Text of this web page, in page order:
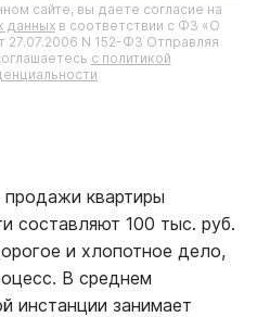
сайте, вы даете согласие на
данныхв соответствии с ФЗ «О
27.07.2006 N 152-ФЗ Отправляя
с политикой
продажи квартиры
составляют 100 тыс. руб.
и хлопотное дело,
В среднем
инстанции занимает